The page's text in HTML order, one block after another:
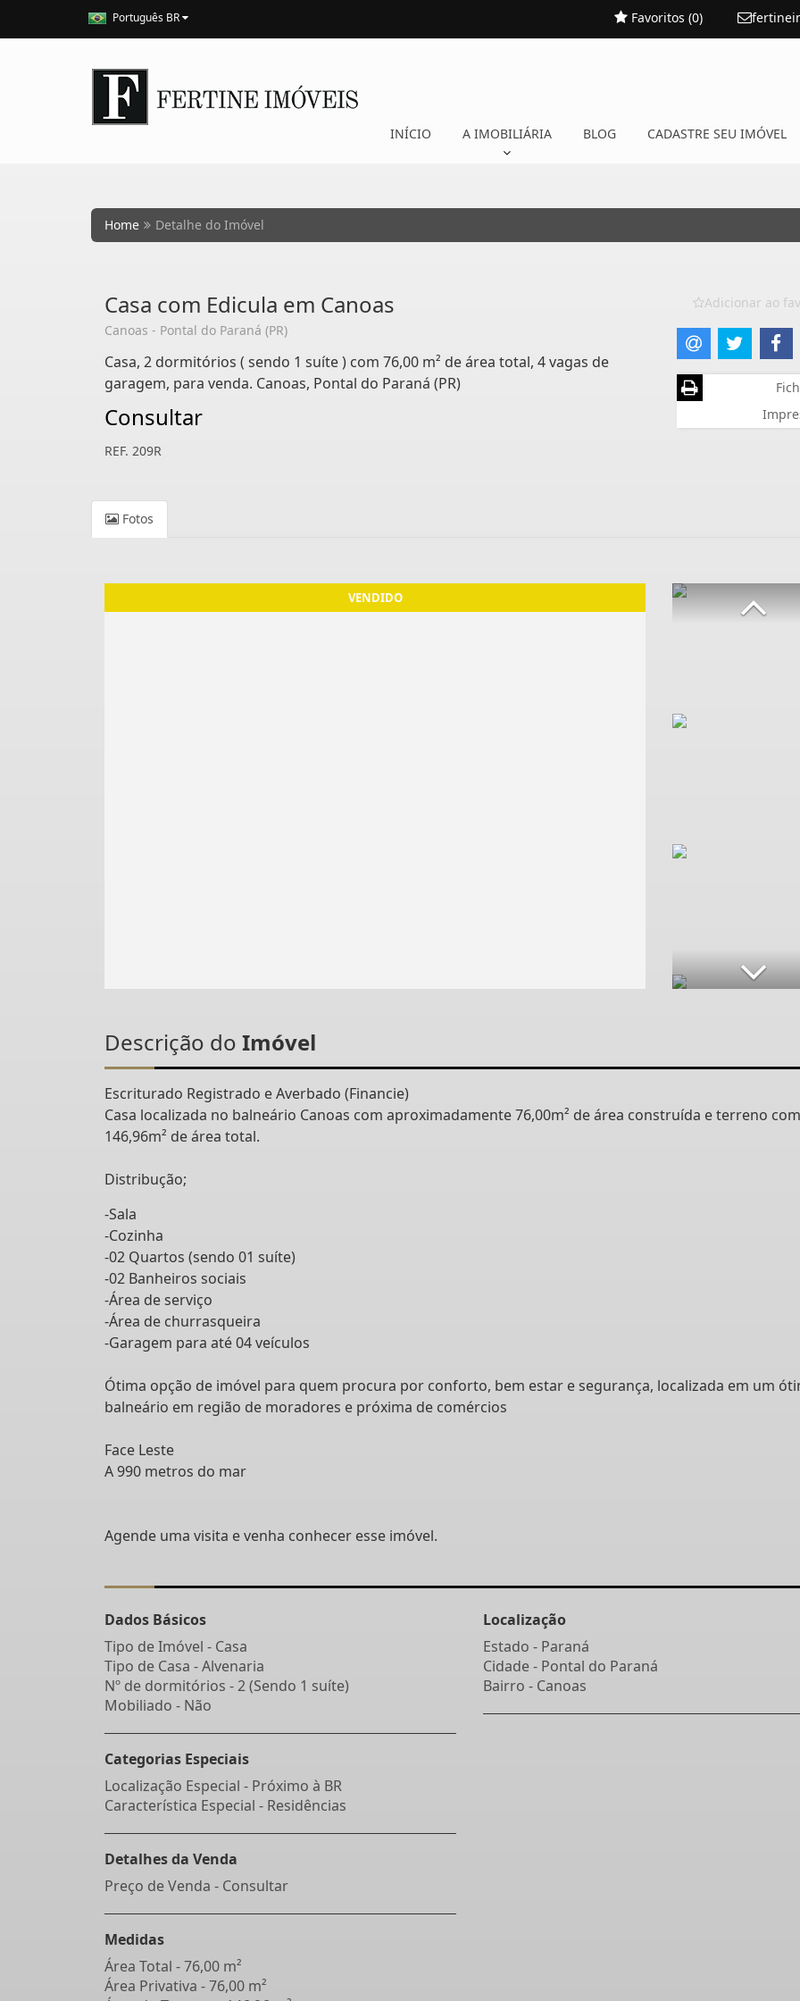
Português BR Favoritos (0)
INÍCIO A IMOBILIÁRIA BLOG CADASTRE SEU IMÓVEL
Home Detalhe do Imóvel
Casa com Edicula em Canoas
Canoas - Pontal do Paraná (PR)
Casa, 2 dormitórios ( sendo 1 suíte ) com 76,00 m² de área total, 4 vagas de
garagem, para venda. Canoas, Pontal do Paraná (PR)
Consultar
REF. 209R
Adicionar ao
Fotos
Descrição do Imóvel
Escriturado Registrado e Averbado (Financie)
Casa localizada no balneário Canoas com aproximadamente 76,00m² de área construída e terreno com
146,96m² de área total.
Distribução;
-Sala
-Cozinha
-02 Quartos (sendo 01 suíte)
-02 Banheiros sociais
-Área de serviço
-Área de churrasqueira
-Garagem para até 04 veículos
Ótima opção de imóvel para quem procura por conforto, bem estar e segurança, localizada em um
balneário em região de moradores e próxima de comércios
Face Leste
A 990 metros do mar
Agende uma visita e venha conhecer esse imóvel.
Dados Básicos
Tipo de Imóvel - Casa
Tipo de Casa - Alvenaria
Nº de dormitórios - 2 (Sendo 1 suíte)
Mobiliado - Não
Categorias Especiais
Localização Especial - Próximo à BR
Característica Especial - Residências
Detalhes da Venda
Preço de Venda - Consultar
Medidas
Área Total - 76,00 m²
Área Privativa - 76,00 m²
Localização
Estado - Paraná
Cidade - Pontal do Paraná
Bairro - Canoas